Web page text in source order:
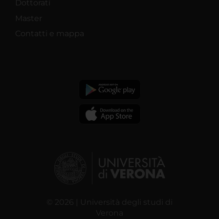
Dottorati
Master
Contatti e mappa
© 2026 | Università degli studi di
Verona